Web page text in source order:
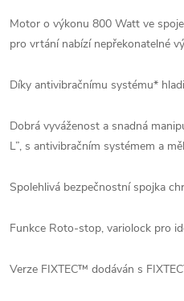
Motor o výkonu 800 Watt ve
pro vrtání nabízí nepřekonatelné
Díky antivibračnímu systému*
Dobrá vyváženost a snadná
L”, s antivibračním systémem a
Spolehlivá bezpečnostní spojka
Funkce Roto-stop, variolock pro
Verze FIXTEC™ dodáván s